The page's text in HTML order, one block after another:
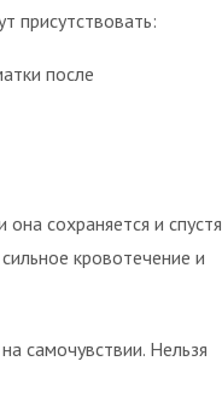
присутствовать:
после
сохраняется и спустя
кровотечение и
самочувствии. Нельзя